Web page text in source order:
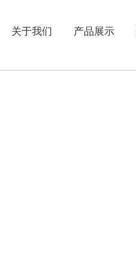
关于我们 产品展示